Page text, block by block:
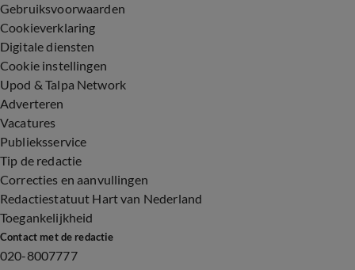
Gebruiksvoorwaarden
Cookieverklaring
Digitale diensten
Cookie instellingen
Upod & Talpa Network
Adverteren
Vacatures
Publieksservice
Tip de redactie
Correcties en aanvullingen
Redactiestatuut Hart van Nederland
Toegankelijkheid
Contact met de redactie
020-8007777